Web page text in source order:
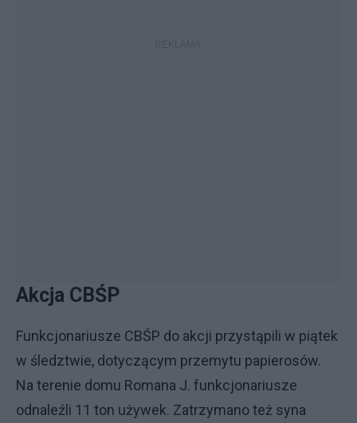
Akcja CBŚP
Funkcjonariusze CBŚP do akcji przystąpili w piątek
w śledztwie, dotyczącym przemytu papierosów.
Na terenie domu Romana J. funkcjonariusze
odnaleźli 11 ton używek. Zatrzymano też syna